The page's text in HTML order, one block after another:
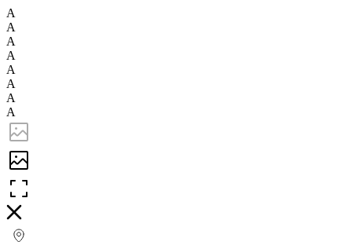
А
А
А
А
А
А
А
А